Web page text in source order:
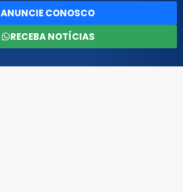
ANUNCIE CONOSCO
RECEBA NOTÍCIAS